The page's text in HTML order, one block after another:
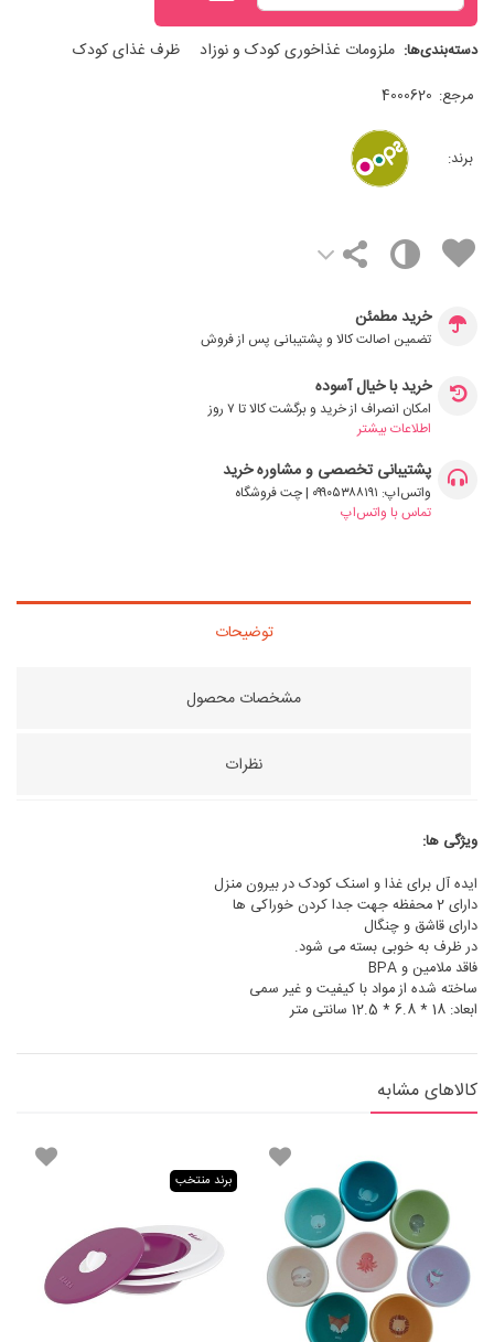
دسته‌بندی‌ها: ملزومات غذاخوری کودک و نوزاد ظرف غذای کودک
مرجع: 4000620
برند:
خرید مطمئن
تضمین اصالت کالا و پشتیبانی پس از فروش
خرید با خیال آسوده
امکان انصراف از خرید و برگشت کالا تا ۷ روز
اطلاعات بیشتر
پشتیبانی تخصصی و مشاوره خرید
واتس‌اپ: ۰۹۹۰۵۳۸۸۱۹۱ | چت فروشگاه
تماس با واتس‌اپ
توضیحات
مشخصات محصول
نظرات
ویژگی ها:
ایده آل برای غذا و اسنک کودک در بیرون منزل
دارای 2 محفظه جهت جدا کردن خوراکی ها
دارای قاشق و چنگال
در ظرف به خوبی بسته می شود.
فاقد ملامین و BPA
ساخته شده از مواد با کیفیت و غیر سمی
ابعاد: 18 * 6.8 * 12.5 سانتی متر
کالاهای مشابه
برند منتخب